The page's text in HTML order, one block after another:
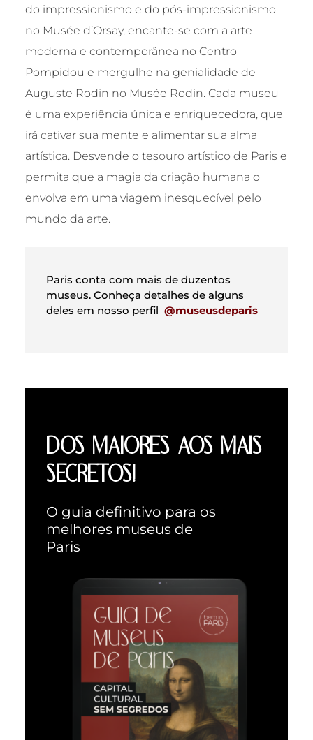
do impressionismo e do pós-impressionismo
no Musée d’Orsay, encante-se com a arte
moderna e contemporânea no Centro
Pompidou e mergulhe na genialidade de
Auguste Rodin no Musée Rodin. Cada museu
é uma experiência única e enriquecedora, que
irá cativar sua mente e alimentar sua alma
artística. Desvende o tesouro artístico de Paris e
permita que a magia da criação humana o
envolva em uma viagem inesquecível pelo
mundo da arte.
Paris conta com mais de duzentos
museus. Conheça detalhes de alguns
deles em nosso perfil@museusdeparis
DOS MAIORES AOS MAIS
SECRETOS!
O guia definitivo para os
melhores museus de
Paris